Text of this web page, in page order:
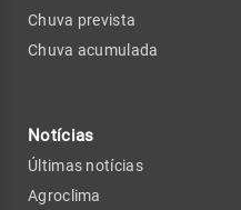
Chuva prevista
Chuva acumulada
Notícias
Últimas notícias
Agroclima